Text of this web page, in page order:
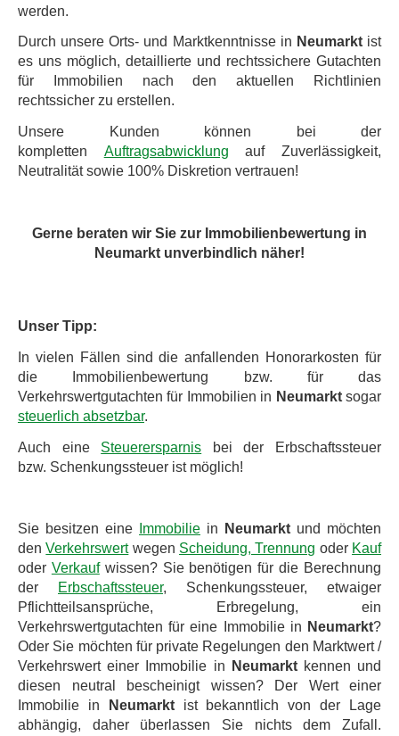
werden.
Durch unsere Orts- und Marktkenntnisse in Neumarktist
es uns möglich, detaillierte und rechtssichere Gutachten
für Immobilien nach den aktuellen Richtlinien
rechtssicher zu erstellen.
Unsere Kunden können bei der
kompletten Auftragsabwicklung auf Zuverlässigkeit,
Neutralität sowie 100% Diskretion vertrauen!
Gerne beraten wir Sie zur Immobilienbewertung in
Neumarkt unverbindlich näher!
Unser Tipp:
In vielen Fällen sind die anfallenden Honorarkosten für
die Immobilienbewertung bzw. für das
Verkehrswertgutachten für Immobilien in Neumarktsogar
steuerlich absetzbar.
Auch eine Steuerersparnis bei der Erbschaftssteuer
bzw. Schenkungssteuer ist möglich!
Sie besitzen eine Immobilie in Neumarkt und möchten
denVerkehrswertwegen Scheidung, Trennung oder Kauf
oder Verkaufwissen? Sie benötigen für die Berechnung
der
Erbschaftssteuer, Schenkungssteuer, etwaiger
Pflichtteilsansprüche, Erbregelung, ein
Verkehrswertgutachten für eine Immobilie in Neumarkt?
Oder Sie möchten für private Regelungen den Marktwert /
Verkehrswert einer Immobilie in
Neumarktkennen und
diesen neutral bescheinigt wissen? Der Wert einer
Immobilie in
Neumarktist bekanntlich von der Lage
abhängig, daher überlassen Sie nichts dem Zufall.